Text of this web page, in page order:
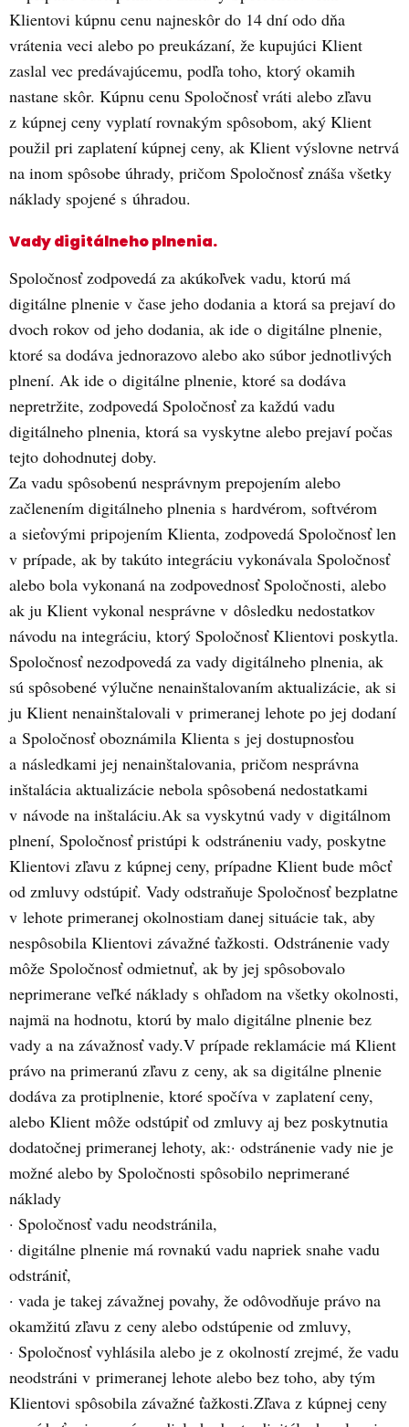
Klientovi kúpnu cenu najneskôr do 14 dní odo dňa
vrátenia veci alebo po preukázaní, že kupujúci Klient
zaslal vec predávajúcemu, podľa toho, ktorý okamih
nastane skôr. Kúpnu cenu Spoločnosť vráti alebo zľavu
z kúpnej ceny vyplatí rovnakým spôsobom, aký Klient
použil pri zaplatení kúpnej ceny, ak Klient výslovne netrvá
na inom spôsobe úhrady, pričom Spoločnosť znáša všetky
náklady spojené s úhradou.
Vady digitálneho plnenia.
Spoločnosť zodpovedá za akúkoľvek vadu, ktorú má
digitálne plnenie v čase jeho dodania a ktorá sa prejaví do
dvoch rokov od jeho dodania, ak ide o digitálne plnenie,
ktoré sa dodáva jednorazovo alebo ako súbor jednotlivých
plnení. Ak ide o digitálne plnenie, ktoré sa dodáva
nepretržite, zodpovedá Spoločnosť za každú vadu
digitálneho plnenia, ktorá sa vyskytne alebo prejaví počas
tejto dohodnutej doby.
Za vadu spôsobenú nesprávnym prepojením alebo
začlenením digitálneho plnenia s hardvérom, softvérom
a sieťovými pripojením Klienta, zodpovedá Spoločnosť len
v prípade, ak by takúto integráciu vykonávala Spoločnosť
alebo bola vykonaná na zodpovednosť Spoločnosti, alebo
ak ju Klient vykonal nesprávne v dôsledku nedostatkov
návodu na integráciu, ktorý Spoločnosť Klientovi poskytla.
Spoločnosť nezodpovedá za vady digitálneho plnenia, ak
sú spôsobené výlučne nenainštalovaním aktualizácie, ak si
ju Klient nenainštalovali v primeranej lehote po jej dodaní
a Spoločnosť oboznámila Klienta s jej dostupnosťou
a následkami jej nenainštalovania, pričom nesprávna
inštalácia aktualizácie nebola spôsobená nedostatkami
v návode na inštaláciu.Ak sa vyskytnú vady v digitálnom
plnení, Spoločnosť pristúpi k odstráneniu vady, poskytne
Klientovi zľavu z kúpnej ceny, prípadne Klient bude môcť
od zmluvy odstúpiť. Vady odstraňuje Spoločnosť bezplatne
v lehote primeranej okolnostiam danej situácie tak, aby
nespôsobila Klientovi závažné ťažkosti. Odstránenie vady
môže Spoločnosť odmietnuť, ak by jej spôsobovalo
neprimerane veľké náklady s ohľadom na všetky okolnosti,
najmä na hodnotu, ktorú by malo digitálne plnenie bez
vady a na závažnosť vady.V prípade reklamácie má Klient
právo na primeranú zľavu z ceny, ak sa digitálne plnenie
dodáva za protiplnenie, ktoré spočíva v zaplatení ceny,
alebo Klient môže odstúpiť od zmluvy aj bez poskytnutia
dodatočnej primeranej lehoty, ak:· odstránenie vady nie je
možné alebo by Spoločnosti spôsobilo neprimerané
náklady
· Spoločnosť vadu neodstránila,
· digitálne plnenie má rovnakú vadu napriek snahe vadu
odstrániť,
· vada je takej závažnej povahy, že odôvodňuje právo na
okamžitú zľavu z ceny alebo odstúpenie od zmluvy,
· Spoločnosť vyhlásila alebo je z okolností zrejmé, že vadu
neodstráni v primeranej lehote alebo bez toho, aby tým
Klientovi spôsobila závažné ťažkosti.Zľava z kúpnej ceny